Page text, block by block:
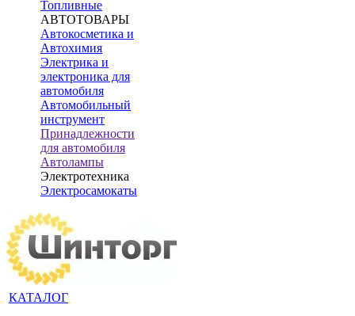
Топливные
АВТОТОВАРЫ
Автокосметика и
Автохимия
Электрика и
электроника для
автомобиля
Автомобильный
инструмент
Принадлежности
для автомобиля
Автолампы
Электротехника
Электросамокаты
КАТАЛОГ